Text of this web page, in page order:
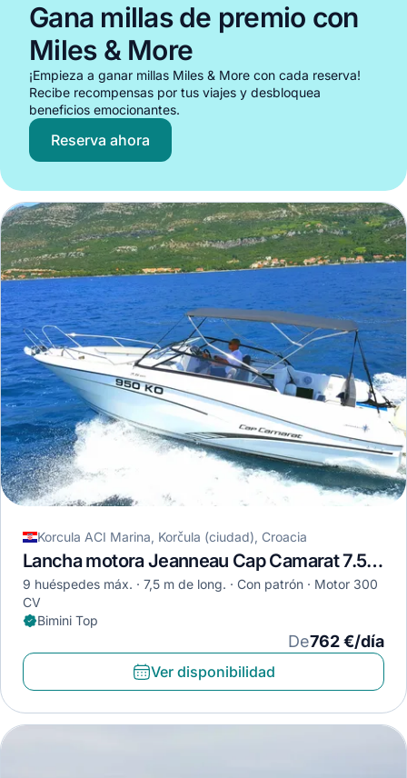
Gana millas de premio con
Miles & More
¡Empieza a ganar millas Miles & More con cada reserva!
Recibe recompensas por tus viajes y desbloquea
beneficios emocionantes.
Reserva ahora
Korcula ACI Marina, Korčula (ciudad), Croacia
Lancha motora Jeanneau Cap Camarat 7.5 BR · 2018
9 huéspedes máx. 7,5 m de long. Con patrón
Motor 300
CV
Bimini Top
De762 €/día
Ver disponibilidad